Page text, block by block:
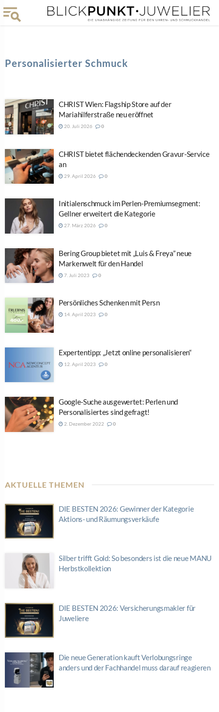
Personalisierter Schmuck
CHRIST Wien: Flagship Store auf der
Mariahilferstraße neu eröffnet
20. Juli 2026 0
CHRIST bietet flächendeckenden Gravur-Service
an
29. April 2026 0
Initialenschmuck im Perlen-Premiumsegment:
Gellner erweitert die Kategorie
27. März 2026 0
Bering Group bietet mit „Luis & Freya” neue
Markenwelt für den Handel
7. Juli 2023 0
Persönliches Schenken mit Persn
14. April 2023 0
Expertentipp: „Jetzt online personalisieren“
12. April 2023 0
Google-Suche ausgewertet: Perlen und
Personalisiertes sind gefragt!
2. Dezember 2022 0
AKTUELLE THEMEN
DIE BESTEN 2026: Gewinner der Kategorie
Aktions- und Räumungsverkäufe
Silber trifft Gold: So besonders ist die neue MANU
Herbstkollektion
DIE BESTEN 2026: Versicherungsmakler für
Juweliere
Die neue Generation kauft Verlobungsringe
anders und der Fachhandel muss darauf reagieren